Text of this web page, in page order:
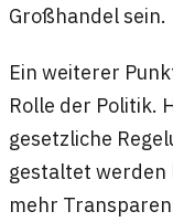
Großhandel sein.
Ein weiterer
Rolle der Politik.
gesetzliche
gestaltet werden
mehr